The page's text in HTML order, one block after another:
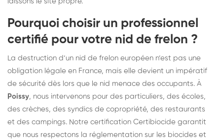
Pourquoi choisir un professionnel
certifié pour votre nid de frelon ?
La destruction d’un nid de frelon européen n’est pas une
obligation légale en France, mais elle devient un impératif
de sécurité dès lors que le nid menace des occupants. À
Poissy, nous intervenons pour des particuliers, des écoles,
des crèches, des syndics de copropriété, des restaurants
et des campings. Notre certification Certibiocide garantit
que nous respectons la réglementation sur les biocides et